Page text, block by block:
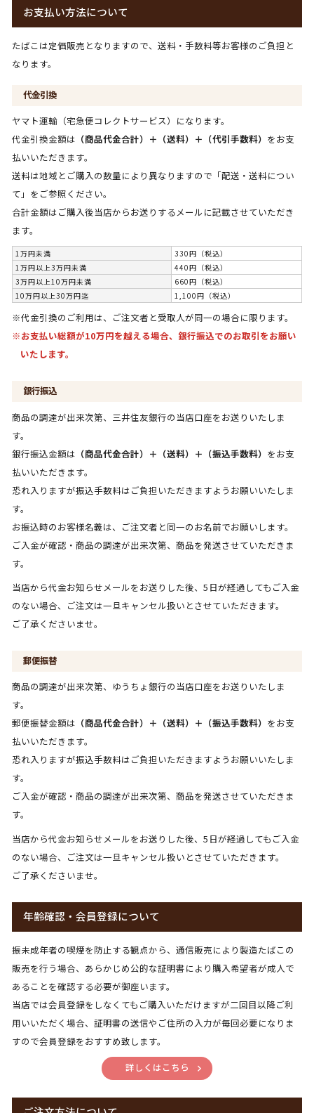
お支払い方法について
たばこは定価販売となりますので、送料・手数料等お客様のご負担と
なります。
代金引換
ヤマト運輸（宅急便コレクトサービス）になります。
代金引換金額は （商品代金合計）＋（送料）＋（代引手数料） をお支
払いいただきます。
送料は地域とご購入の数量により異なりますので「配送・送料につい
て」をご参照ください。
合計金額はご購入後当店からお送りするメールに記載させていただき
ます。
1万円未満
330円（税込）
1万円以上3万円未満
440円（税込）
3万円以上10万円未満
660円（税込）
10万円以上30万円迄
1,100円（税込）
※代金引換のご利用は、ご注文者と受取人が同一の場合に限ります。
※お支払い総額が10万円を越える場合、銀行振込でのお取引をお願い
いたします。
銀行振込
商品の調達が出来次第、三井住友銀行の当店口座をお送りいたしま
す。
銀行振込金額は （商品代金合計）＋（送料）＋（振込手数料） をお支
払いいただきます。
恐れ入りますが振込手数料はご負担いただきますようお願いいたしま
す。
お振込時のお客様名義は、ご注文者と同一のお名前でお願いします。
ご入金が確認・商品の調達が出来次第、商品を発送させていただきま
す。
当店から代金お知らせメールをお送りした後、5日が経過してもご入金
のない場合、ご注文は一旦キャンセル扱いとさせていただきます。
ご了承くださいませ。
郵便振替
商品の調達が出来次第、ゆうちょ銀行の当店口座をお送りいたしま
す。
郵便振替金額は （商品代金合計）＋（送料）＋（振込手数料） をお支
払いいただきます。
恐れ入りますが振込手数料はご負担いただきますようお願いいたしま
す。
ご入金が確認・商品の調達が出来次第、商品を発送させていただきま
す。
当店から代金お知らせメールをお送りした後、5日が経過してもご入金
のない場合、ご注文は一旦キャンセル扱いとさせていただきます。
ご了承くださいませ。
年齢確認・会員登録について
振未成年者の喫煙を防止する観点から、通信販売により製造たばこの
販売を行う場合、あらかじめ公的な証明書により購入希望者が成人で
あることを確認する必要が御座います。
当店では会員登録をしなくてもご購入いただけますが二回目以降ご利
用いいただく場合、証明書の送信やご住所の入力が毎回必要になりま
すので会員登録をおすすめ致します。
詳しくはこちら